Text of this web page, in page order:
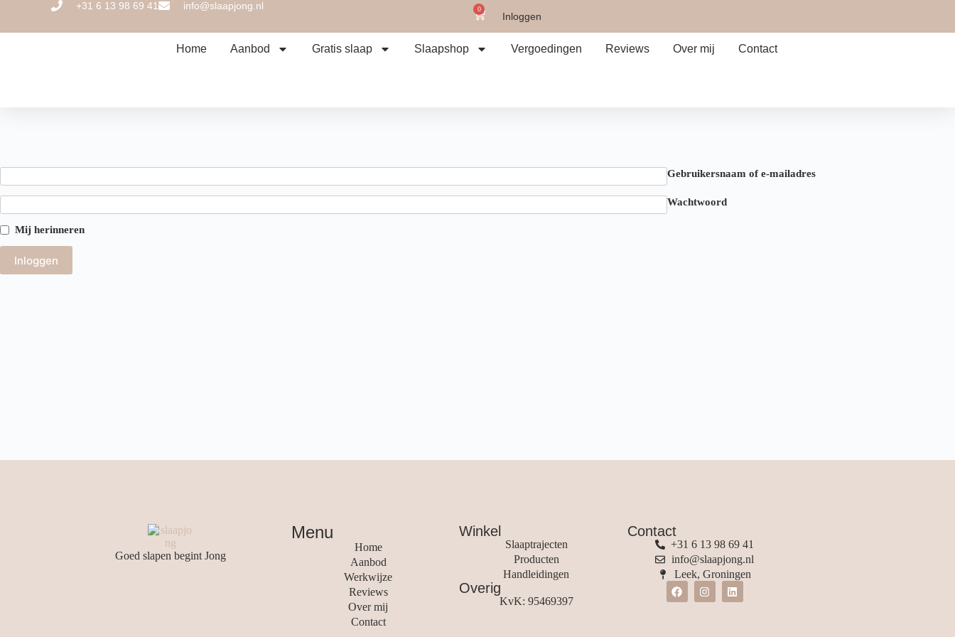
+31 6 13 98 69 41 info@slaapjong.nl 0
Inloggen
Home Aanbod Gratis slaap Slaapshop Vergoedingen Reviews Over mij Contact
Gebruikersnaam of e-mailadres
Wachtwoord
Mij herinneren
Goed slapen begint Jong
Menu
Home
Aanbod
Werkwijze
Reviews
Over mij
Contact
Winkel
Slaaptrajecten
Producten
Handleidingen
Overig
KvK: 95469397
Contact
+31 6 13 98 69 41
info@slaapjong.nl
Leek, Groningen